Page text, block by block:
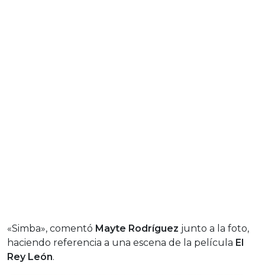
«Simba», comentó Mayte Rodríguez junto a la foto,
haciendo referencia a una escena de la película El
Rey León.